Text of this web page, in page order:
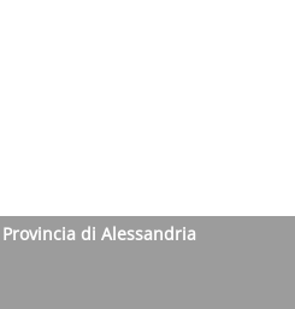
di Alessandria